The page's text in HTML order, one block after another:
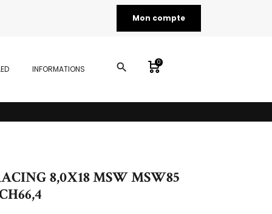
Mon compte
INFORMATIONS search 0
8,0X18 MSW MSW85